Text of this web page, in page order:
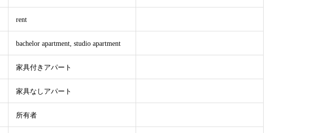
rent
bachelor apartment, studio apartment
家具付きアパート
家具なしアパート
所有者